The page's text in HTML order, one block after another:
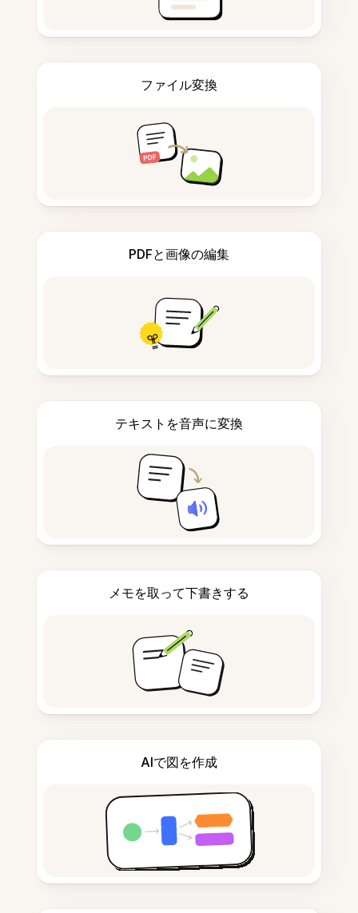
ファイル変換
PDFと画像の編集
テキストを音声に変換
メモを取って下書きする
AIで図を作成